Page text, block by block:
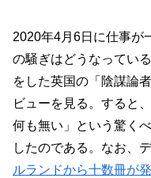
2020年4月6日に仕事が
の騒ぎはどうなってい
をした英国の「陰謀論
ビューを見る。すると
何も無い」という驚く
したのである。なお、
ルランドから十数冊が